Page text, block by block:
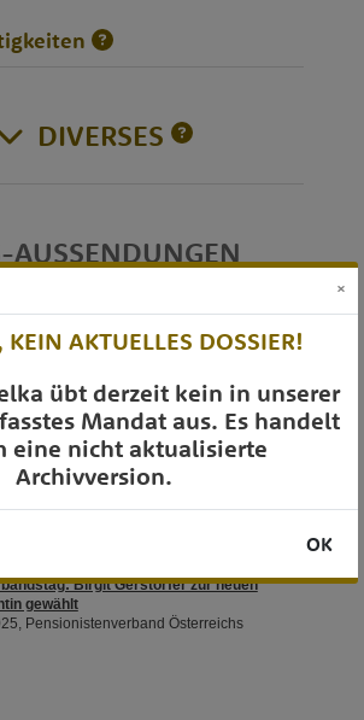
DIVERSES
AUSSENDUNGEN
×
AKTUELLES DOSSIER!
übt derzeit kein in unserer
Mandat aus. Es handelt
eine nicht aktualisierte
Archivversion.
OK